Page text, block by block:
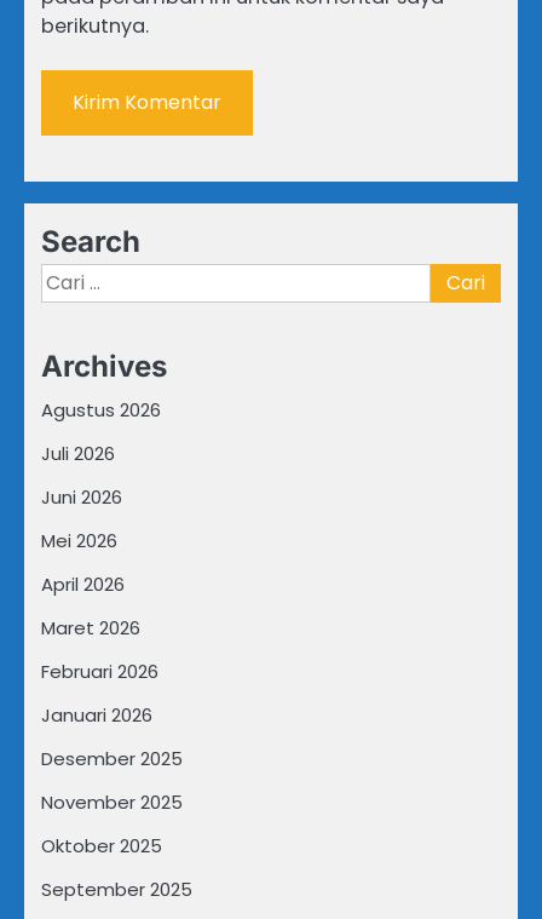
berikutnya.
Search
Cari
untuk:
Archives
Agustus 2026
Juli 2026
Juni 2026
Mei 2026
April 2026
Maret 2026
Februari 2026
Januari 2026
Desember 2025
November 2025
Oktober 2025
September 2025